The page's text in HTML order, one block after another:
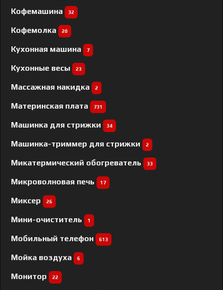
Кофемашина 32
Кофемолка 20
Кухонная машина 7
Кухонные весы 23
Массажная накидка 2
Материнская плата 731
Машинка для стрижки 34
Машинка-триммер для стрижки 2
Микатермический обогреватель 33
Микроволновая печь 17
Миксер 26
Мини-очиститель 1
Мобильный телефон 613
Мойка воздуха 6
Монитор 22